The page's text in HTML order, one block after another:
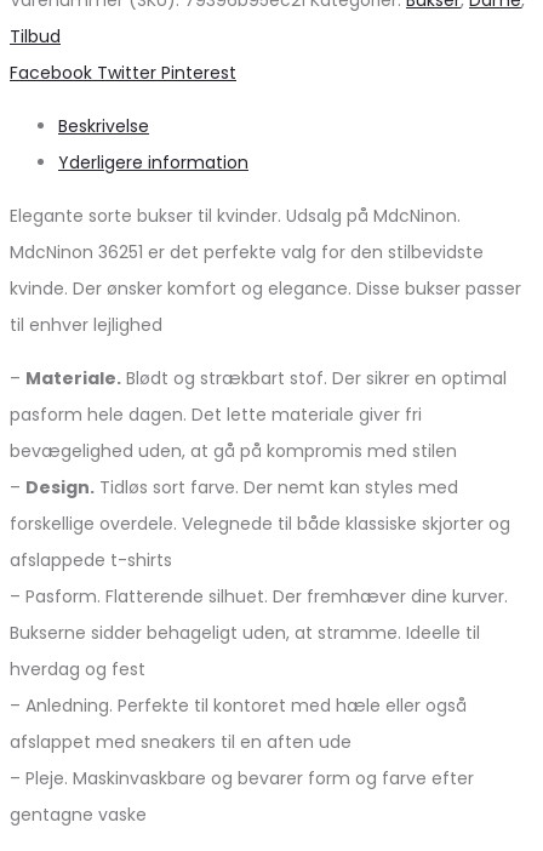
Tilbud
Share
Facebook Twitter Pinterest
Beskrivelse
Yderligere information
Elegante sorte bukser til kvinder. Udsalg på MdcNinon.
MdcNinon 36251 er det perfekte valg for den stilbevidste
kvinde. Der ønsker komfort og elegance. Disse bukser passer
til enhver lejlighed
– Materiale. Blødt og strækbart stof. Der sikrer en optimal
pasform hele dagen. Det lette materiale giver fri
bevægelighed uden, at gå på kompromis med stilen
– Design. Tidløs sort farve. Der nemt kan styles med
forskellige overdele. Velegnede til både klassiske skjorter og
afslappede t-shirts
– Pasform. Flatterende silhuet. Der fremhæver dine kurver.
Bukserne sidder behageligt uden, at stramme. Ideelle til
hverdag og fest
– Anledning. Perfekte til kontoret med hæle eller også
afslappet med sneakers til en aften ude
– Pleje. Maskinvaskbare og bevarer form og farve efter
gentagne vaske